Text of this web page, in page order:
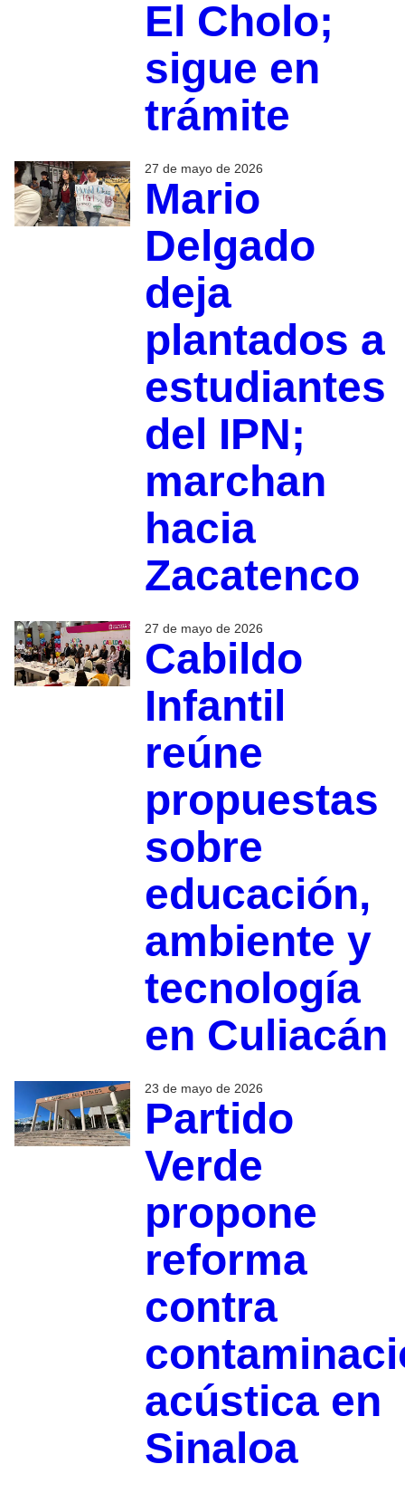
El Cholo;
sigue en
trámite
27 de mayo de 2026
Mario
Delgado
deja
plantados a
estudiantes
del IPN;
marchan
hacia
Zacatenco
27 de mayo de 2026
Cabildo
Infantil
reúne
propuestas
sobre
educación,
ambiente y
tecnología
en Culiacán
23 de mayo de 2026
Partido
Verde
propone
reforma
contra
acústica en
Sinaloa